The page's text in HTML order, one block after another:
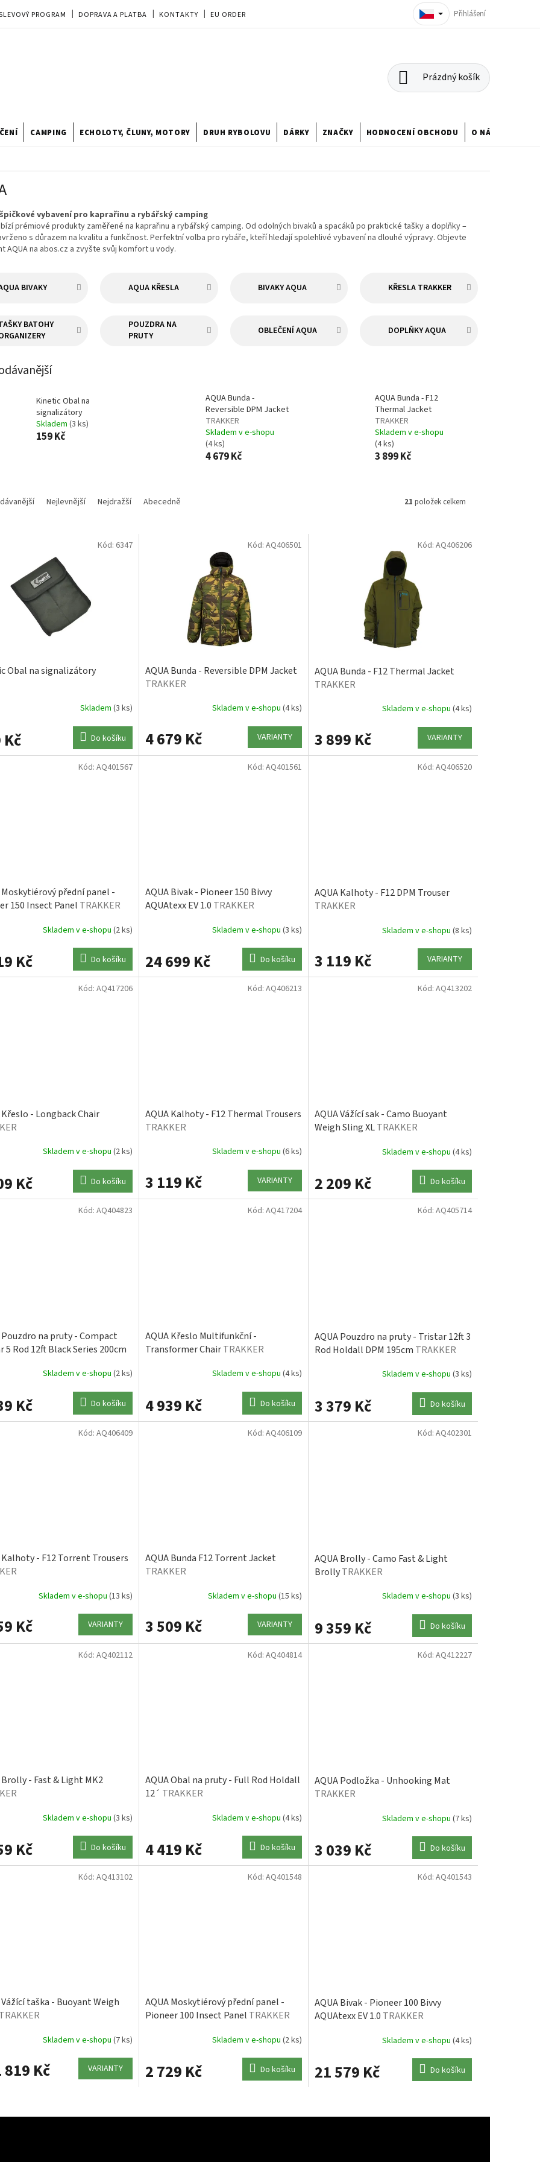
PROGRAM DOPRAVA A PLATBA KONTAKTY
EU ORDER
OBCHODNÍ PODMÍNKY PRODEJNA
TIPY A TRIKY
Přihlášení
NÁKUPNÍ
KOŠÍK
Prázdný košík
CAMPING ECHOLOTY, ČLUNY, MOTORY DRUH RYBOLOVU DÁRKY ZNAČKY HODNOCENÍ OBCHODU O NÁS
špičkové vybavení pro kaprařinu a rybářský camping
prémiové produkty zaměřené na kaprařinu a rybářský camping. Od odolných bivaků a spacáků po praktické tašky a doplňky –
s důrazem na kvalitu a funkčnost. Perfektní volba pro rybáře, kteří hledají spolehlivé vybavení na dlouhé výpravy. Objevte
AQUA na abos.cz a zvyšte svůj komfort u vody.
BIVAKY AQUA KŘESLA BIVAKY AQUA KŘESLA TRAKKER
BATOHY
POUZDRA NA
PRUTY
OBLEČENÍ AQUA DOPLŇKY AQUA
Kinetic Obal na
signalizátory
Skladem (3 ks)
159 Kč
AQUA Bunda -
Reversible DPM Jacket
TRAKKER
Skladem v e-shopu
(4 ks)
4 679 Kč
AQUA Bunda - F12
Thermal Jacket
TRAKKER
Skladem v e-shopu
(4 ks)
3 899 Kč
Nejlevnější Nejdražší Abecedně 21 položek celkem
Obal na signalizátory
Skladem (3 ks)
Kč Do košíku
Kód: 6347
AQUA Bunda - Reversible DPM Jacket
TRAKKER
Skladem v e-shopu (4 ks)
4 679 Kč VARIANTY
Kód: AQ406501
AQUA Bunda - F12 Thermal Jacket
TRAKKER
Skladem v e-shopu (4 ks)
3 899 Kč VARIANTY
Kód: AQ406206
Moskytiérový přední panel -
150 Insect Panel TRAKKER
Skladem v e-shopu (2 ks)
Kč Do košíku
Kód: AQ401567
AQUA Bivak - Pioneer 150 Bivvy
AQUAtexx EV 1.0 TRAKKER
Skladem v e-shopu (3 ks)
24 699 Kč Do košíku
Kód: AQ401561
AQUA Kalhoty - F12 DPM Trouser
TRAKKER
Skladem v e-shopu (8 ks)
3 119 Kč VARIANTY
Kód: AQ406520
Křeslo - Longback Chair
Skladem v e-shopu (2 ks)
Kč Do košíku
Kód: AQ417206
AQUA Kalhoty - F12 Thermal Trousers
TRAKKER
Skladem v e-shopu (6 ks)
3 119 Kč VARIANTY
Kód: AQ406213
AQUA Vážící sak - Camo Buoyant
Weigh Sling XLTRAKKER
Skladem v e-shopu (4 ks)
2 209 Kč Do košíku
Kód: AQ413202
Pouzdro na pruty - Compact
5 Rod 12ft Black Series 200cm
Skladem v e-shopu (2 ks)
Kč Do košíku
Kód: AQ404823
AQUA Křeslo Multifunkční -
Transformer ChairTRAKKER
Skladem v e-shopu (4 ks)
4 939 Kč Do košíku
Kód: AQ417204
AQUA Pouzdro na pruty - Tristar 12ft 3
Rod Holdall DPM 195cm TRAKKER
Skladem v e-shopu (3 ks)
3 379 Kč Do košíku
Kód: AQ405714
Kalhoty - F12 Torrent Trousers
Skladem v e-shopu (13 ks)
Kč VARIANTY
Kód: AQ406409
AQUA Bunda F12 Torrent Jacket
TRAKKER
Skladem v e-shopu (15 ks)
3 509 Kč VARIANTY
Kód: AQ406109
AQUA Brolly - Camo Fast & Light
BrollyTRAKKER
Skladem v e-shopu (3 ks)
9 359 Kč Do košíku
Kód: AQ402301
Brolly - Fast & Light MK2
Skladem v e-shopu (3 ks)
Kč Do košíku
Kód: AQ402112
AQUA Obal na pruty - Full Rod Holdall
12´ TRAKKER
Skladem v e-shopu (4 ks)
4 419 Kč Do košíku
Kód: AQ404814
AQUA Podložka - Unhooking Mat
TRAKKER
Skladem v e-shopu (7 ks)
3 039 Kč Do košíku
Kód: AQ412227
Vážící taška - Buoyant Weigh
TRAKKER
Skladem v e-shopu (7 ks)
819 Kč VARIANTY
Kód: AQ413102
AQUA Moskytiérový přední panel -
Pioneer 100 Insect Panel TRAKKER
Skladem v e-shopu (2 ks)
2 729 Kč Do košíku
Kód: AQ401548
AQUA Bivak - Pioneer 100 Bivvy
AQUAtexx EV 1.0 TRAKKER
Skladem v e-shopu (4 ks)
21 579 Kč Do košíku
Kód: AQ401543
v